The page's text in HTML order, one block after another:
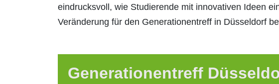
eindrucksvoll, wie Studierende mit innovativen Ideen
Veränderung für den Generationentreff in Düsseldorf
Generationentreff